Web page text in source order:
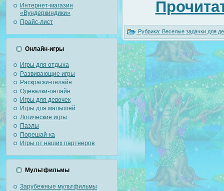
Интернет-магазин
«Вундеркиндики»
Прайс-лист
Онлайн-игры
Игры для отдыха
Развивающие игры
Раскраски-онлайн
Одевалки-онлайн
Игры для девочек
Игры для малышей
Логические игры
Пазлы
Порешай-ка
Игры от наших партнеров
Мультфильмы
Зарубежные мультфильмы
Рубрика: Веселые задачки для